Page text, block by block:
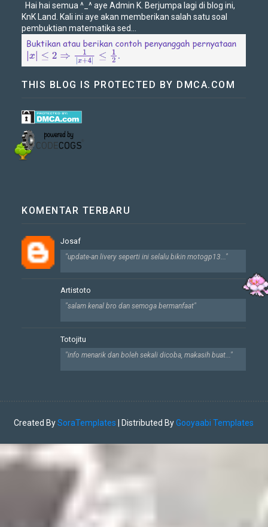
Hai hai semua ^_^ aye Admin K. Berjumpa lagi di blog ini,
KnK Land. Kali ini aye akan memberikan salah satu soal
pembuktian matematika sed...
THIS BLOG IS PROTECTED BY DMCA.COM
KOMENTAR TERBARU
Josaf
"update-an livery seperti ini selalu bikin motogp13..."
Artistoto
"salam kenal bro dan semoga bermanfaat"
Totojitu
"info menarik dan boleh sekali dicoba, makasih buat..."
Created BySoraTemplates | Distributed ByGooyaabi Templates